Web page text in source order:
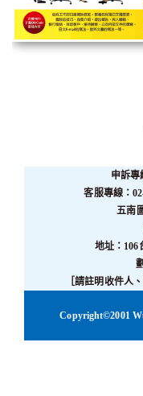
申訴專
客服專線：
五南
地址：106
［請註明收件人
Copyright©2001